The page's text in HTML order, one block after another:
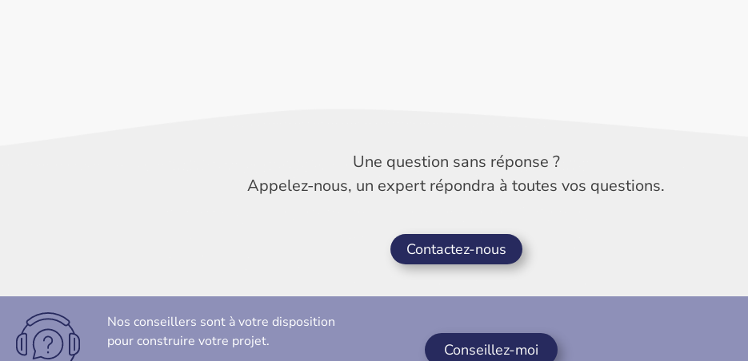
Une question sans réponse ?
Appelez-nous, un expert répondra à toutes vos questions.
Contactez-nous
Nos conseillers sont à votre disposition
pour construire votre projet.
Conseillez-moi